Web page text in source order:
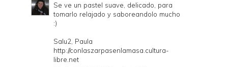
Se ve un pastel suave, delicado, para
tomarlo relajado y saboreandolo mucho
:)
Salu2, Paula
http://conlaszarpasenlamasa.cultura-
libre.net